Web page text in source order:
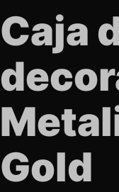
Caja
Gold